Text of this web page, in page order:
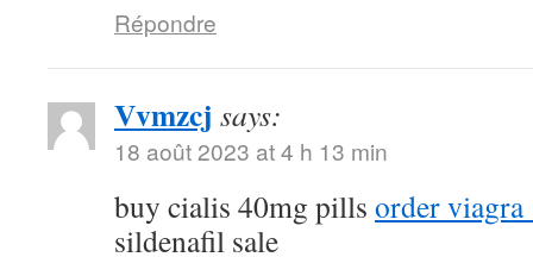
Répondre
Vvmzcj says:
18 août 2023 at 4 h 13 min
buy cialis 40mg pills order
sildenafil sale